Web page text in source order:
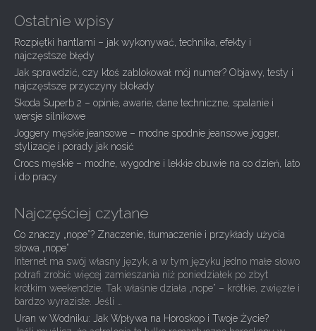
n
a
v
i
g
a
t
i
o
Ostatnie wpisy
Rozpiętki hantlami – jak wykonywać, technika, efekty i
najczęstsze błędy
Jak sprawdzić, czy ktoś zablokował mój numer? Objawy, testy i
najczęstsze przyczyny blokady
Skoda Superb 2 – opinie, awarie, dane techniczne, spalanie i
wersje silnikowe
Joggery męskie jeansowe – modne spodnie jeansowe jogger,
stylizacje i porady jak nosić
Crocs męskie – modne, wygodne i lekkie obuwie na co dzień, lato
i do pracy
Najczęściej czytane
Co znaczy „nope”? Znaczenie, tłumaczenie i przykłady użycia
słowa „nope”
Internet ma swój własny język, a w tym języku jedno małe słowo
potrafi zrobić więcej zamieszania niż poniedziałek po zbyt
krótkim weekendzie. Tak właśnie działa „nope” – krótkie, zwięzłe i
bardzo wyraziste. Jeśli …
Uran w Wodniku: Jak Wpływa na Horoskop i Twoje Życie?